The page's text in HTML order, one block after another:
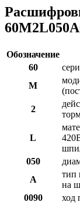
Обозначение
60
M
2
L
050
A
тип
на
0090
ход